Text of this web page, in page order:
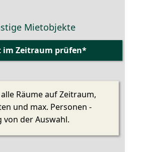
Mietobjekte
Räume auf Zeitraum,
und max. Personen -
von der Auswahl.